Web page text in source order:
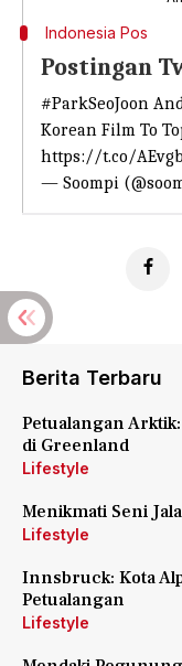
Indonesia Pos
Postingan
#ParkSeoJoon
Korean Film To
https://t.co/
— Soompi
Berita Terbaru
Petualangan
di Greenland
Lifestyle
Menikmati Seni
Lifestyle
Innsbruck: Kota
Petualangan
Lifestyle